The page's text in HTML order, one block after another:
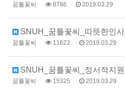
꿈틀꽃씨 8786 2019.03.29
SNUH_꿈틀꽃씨_따뜻한인
꿈틀꽃씨 11622 2019.03.29
SNUH_꿈틀꽃씨_정서적지원(포근
꿈틀꽃씨 15325 2019.03.29